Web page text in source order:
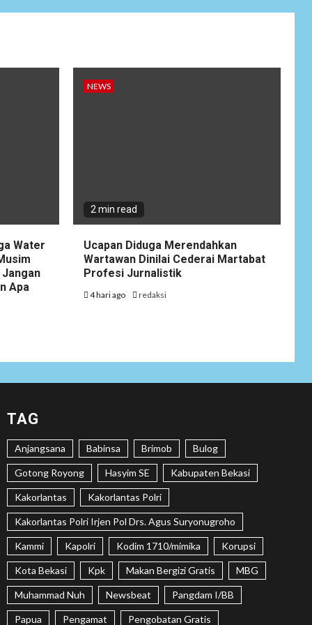
Wujudkan
Laksanakan
Humanis yang
Dirindukan di
Bulukumba
Pemprov Banten
2
Kotis Satgas
Yonarmed
13/Nanggala
Distribusikan 4.000
Liter Air Bersih
Gratis di Desa
Pesayah
3
NEWS
Siaga Karhutla,
APAR hingga Water
Cannon Disiapkan
Water
Apa
NEWS
2 min read
Ucapan Diduga Merendahkan
Wartawan Dinilai Cederai Martabat
Profesi Jurnalistik
4 hari ago redaksi
TAG
Anjangsana Babinsa Brimob Bulog
Gotong Royong Hasyim SE Kabupaten Bekasi
Kakorlantas Kakorlantas Polri
Kakorlantas Polri Irjen Pol Drs. Agus Suryonugroho
Kammi Kapolri Kodim 1710/mimika Korupsi
Kota Bekasi Kpk Makan Bergizi Gratis MBG
Muhammad Nuh Newsbeat Pangdam I/BB
Papua Pengamat Pengobatan Gratis